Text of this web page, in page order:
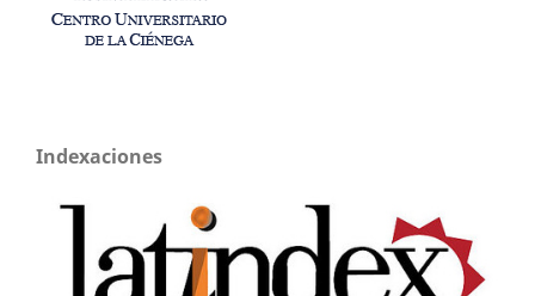
Indexaciones